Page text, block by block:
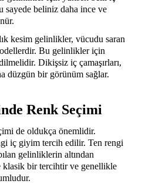
sayede beliniz daha ince ve
kesim gelinlikler, vücudu saran
Bu gelinlikler için
Dikişsiz iç çamaşırları,
düzgün bir görünüm sağlar.
Renk Seçimi
de oldukça önemlidir.
iç giyim tercih edilir. Ten rengi
gelinliklerin altından
bir tercihtir ve genellikle